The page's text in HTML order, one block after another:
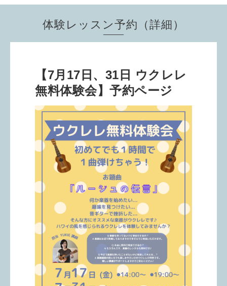
体験レッスン予約（詳細）
【7月17日、31日 ウクレレ
無料体験会】予約ページ